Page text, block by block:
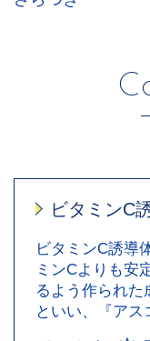
ビタミンC
ビタミンC誘導
ミンCよりも安
るよう作られた
といい、『ア